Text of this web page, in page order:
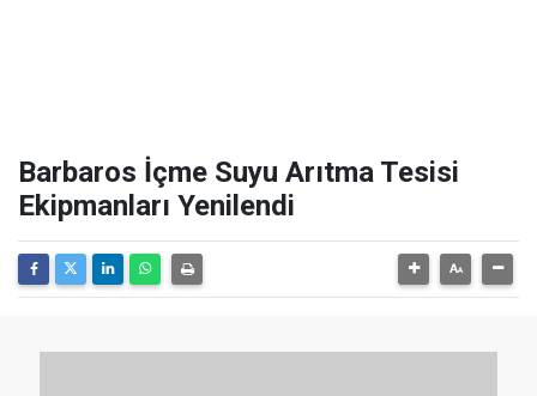
Barbaros İçme Suyu Arıtma Tesisi
Ekipmanları Yenilendi